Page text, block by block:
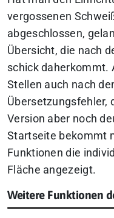
vergossenen
abgeschlossen,
Übersicht, die nach
schick daherkommt.
Stellen auch nach
Übersetzungsfehler,
Version aber noch
Startseite bekommt
Funktionen die
Fläche angezeigt.
Weitere Funktionen